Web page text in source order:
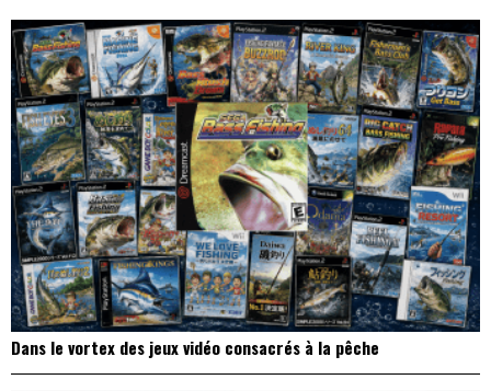
Dans le vortex des jeux vidéo consacrés à la pêche